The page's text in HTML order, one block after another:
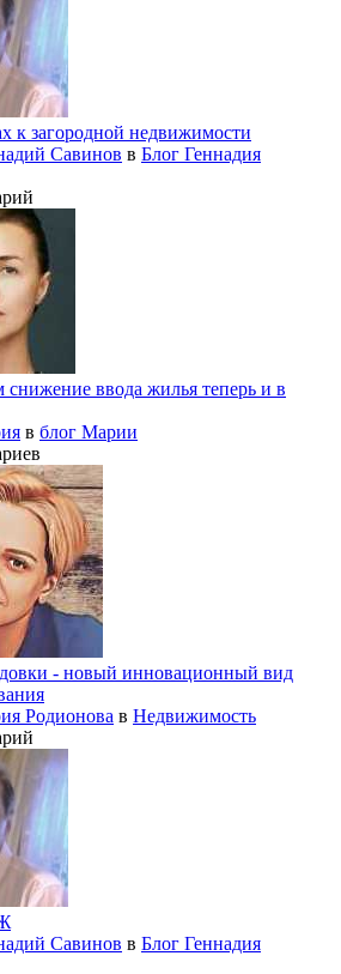
к загородной недвижимости
Савинов в Блог Геннадия
ввода жилья теперь и в
в блог Марии
- новый инновационный вид
Родионова в Недвижимость
Савинов в Блог Геннадия